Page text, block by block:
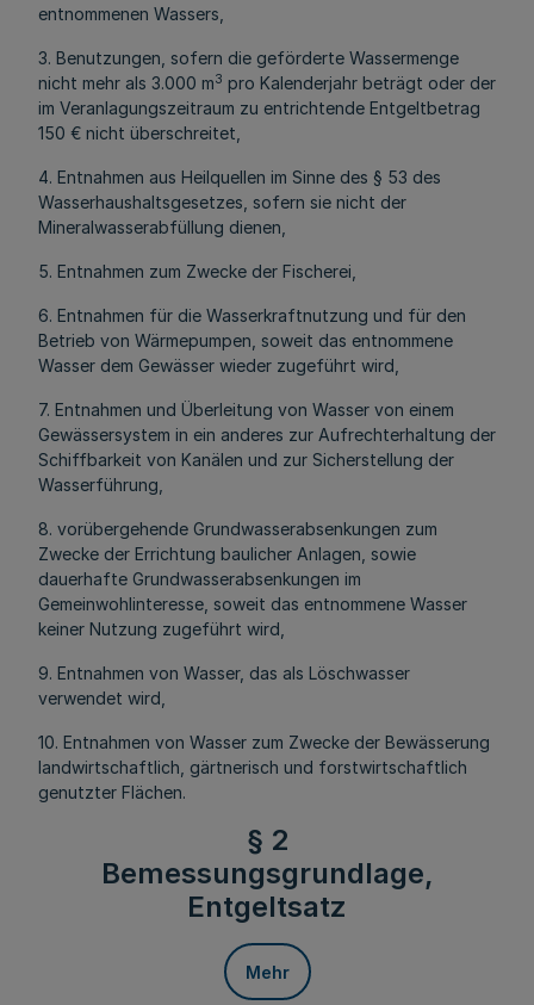
entnommenen Wassers,
3. Benutzungen, sofern die geförderte Wassermenge
nicht mehr als 3.000 m3 pro Kalenderjahr beträgt oder der
im Veranlagungszeitraum zu entrichtende Entgeltbetrag
150 € nicht überschreitet,
4. Entnahmen aus Heilquellen im Sinne des § 53 des
Wasserhaushaltsgesetzes, sofern sie nicht der
Mineralwasserabfüllung dienen,
5. Entnahmen zum Zwecke der Fischerei,
6. Entnahmen für die Wasserkraftnutzung und für den
Betrieb von Wärmepumpen, soweit das entnommene
Wasser dem Gewässer wieder zugeführt wird,
7. Entnahmen und Überleitung von Wasser von einem
Gewässersystem in ein anderes zur Aufrechterhaltung der
Schiffbarkeit von Kanälen und zur Sicherstellung der
Wasserführung,
8. vorübergehende Grundwasserabsenkungen zum
Zwecke der Errichtung baulicher Anlagen, sowie
dauerhafte Grundwasserabsenkungen im
Gemeinwohlinteresse, soweit das entnommene Wasser
keiner Nutzung zugeführt wird,
9. Entnahmen von Wasser, das als Löschwasser
verwendet wird,
10. Entnahmen von Wasser zum Zwecke der Bewässerung
landwirtschaftlich, gärtnerisch und forstwirtschaftlich
genutzter Flächen.
§ 2
Bemessungsgrundlage,
Entgeltsatz
Mehr